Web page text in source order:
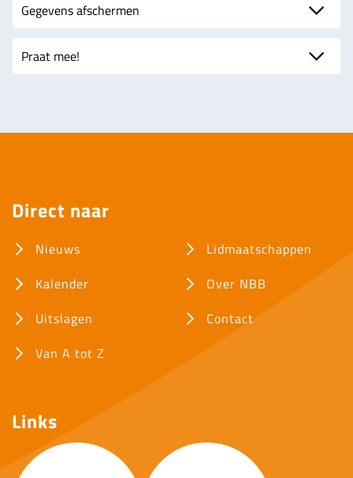
Gegevens afschermen
Praat mee!
Direct naar
Nieuws
Kalender
Uitslagen
Van A tot Z
Lidmaatschappen
Over NBB
Contact
Links